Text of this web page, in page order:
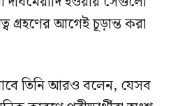
গ্রহণের আগেই চূড়ান্ত করা
তিনি আরও বলেন, যেসব